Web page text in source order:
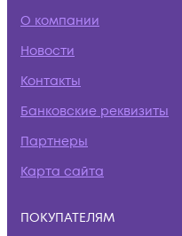
О компании
Новости
Контакты
Банковские реквизиты
Партнеры
Карта сайта
ПОКУПАТЕЛЯМ